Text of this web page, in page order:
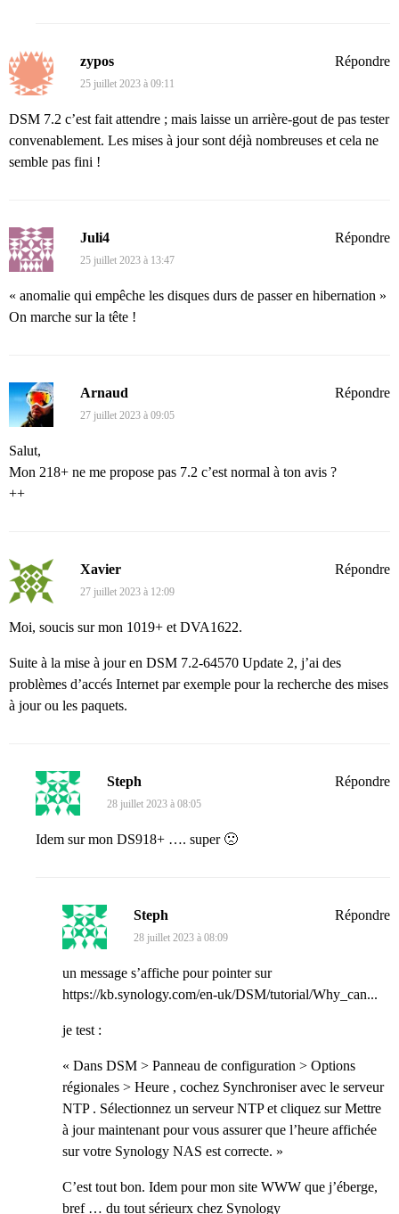
zypos
25 juillet 2023 à 09:11
DSM 7.2 c’est fait attendre ; mais laisse un arrière-gout de pas tester
convenablement. Les mises à jour sont déjà nombreuses et cela ne
semble pas fini !
Répondre
Juli4
25 juillet 2023 à 13:47
« anomalie qui empêche les disques durs de passer en hibernation »
On marche sur la tête !
Répondre
Arnaud
27 juillet 2023 à 09:05
Salut,
Mon 218+ ne me propose pas 7.2 c’est normal à ton avis ?
++
Répondre
Xavier
27 juillet 2023 à 12:09
Moi, soucis sur mon 1019+ et DVA1622.
Suite à la mise à jour en DSM 7.2-64570 Update 2, j’ai des
problèmes d’accés Internet par exemple pour la recherche des mises
à jour ou les paquets.
Répondre
Steph
28 juillet 2023 à 08:05
Idem sur mon DS918+ …. super 🙁
Répondre
Steph
28 juillet 2023 à 08:09
un message s’affiche pour pointer sur
https://kb.synology.com/en-uk/DSM/tutorial/Why_can...
je test :
« Dans DSM > Panneau de configuration > Options
régionales > Heure , cochez Synchroniser avec le serveur
NTP . Sélectionnez un serveur NTP et cliquez sur Mettre
à jour maintenant pour vous assurer que l’heure affichée
sur votre Synology NAS est correcte. »
C’est tout bon. Idem pour mon site WWW que j’éberge,
bref … du tout sérieurx chez Synology
Répondre